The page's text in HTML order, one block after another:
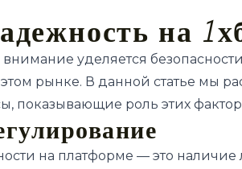
на
уделяется
рынке. В данной статье мы
показывающие роль этих
на платформе — это наличие